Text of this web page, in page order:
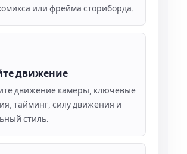
или фрейма сториборда.
движение
движение камеры, ключевые
тайминг, силу движения и
стиль.